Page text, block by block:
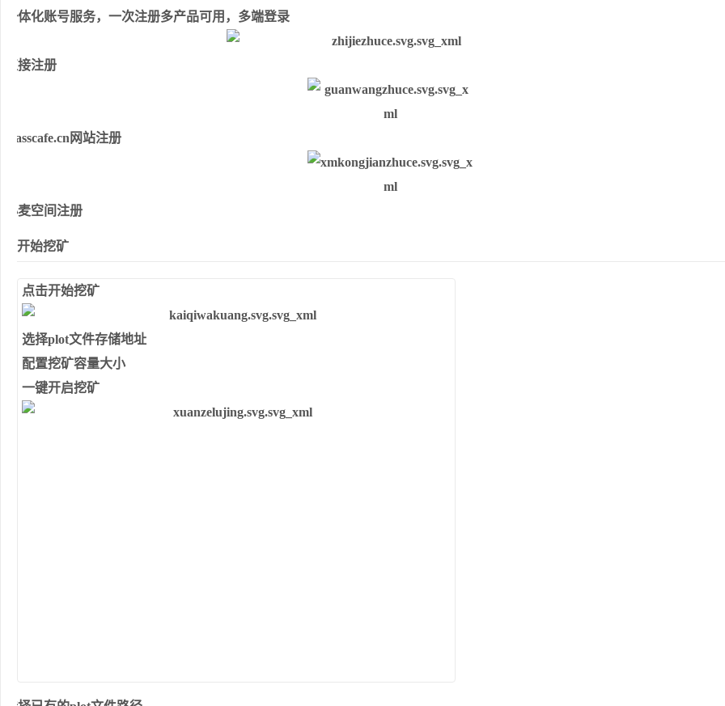
一体化账号服务，一次注册多产品可用，多端登录
直接注册
masscafe.cn网站注册
小麦空间注册
开始挖矿
点击开始挖矿
选择plot文件存储地址
配置挖矿容量大小
一键开启挖矿